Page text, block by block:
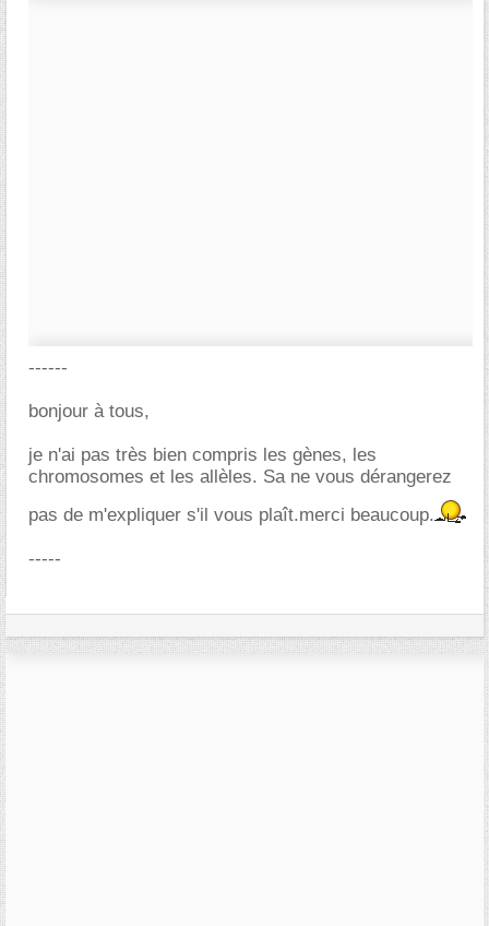
------
bonjour à tous,
je n'ai pas très bien compris les gènes, les
chromosomes et les allèles. Sa ne vous dérangerez
pas de m'expliquer s'il vous plaît.merci beaucoup.
-----